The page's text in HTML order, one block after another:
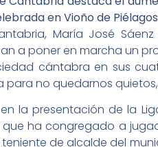
en Vioño de Piélagos
María José
a poner en marcha un
cántabra en sus
para no quedarnos
la presentación de la
que ha congregado a
teniente de alcalde del